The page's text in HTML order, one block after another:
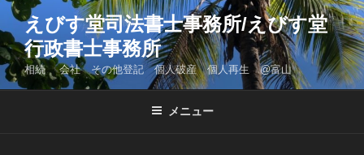
コ
ン
テ
ン
ツ
えびす堂司法書士事務所/えびす堂
行政書士事務所
相続 会社 その他登記 個人破産 個人再生 @富山
メニュー